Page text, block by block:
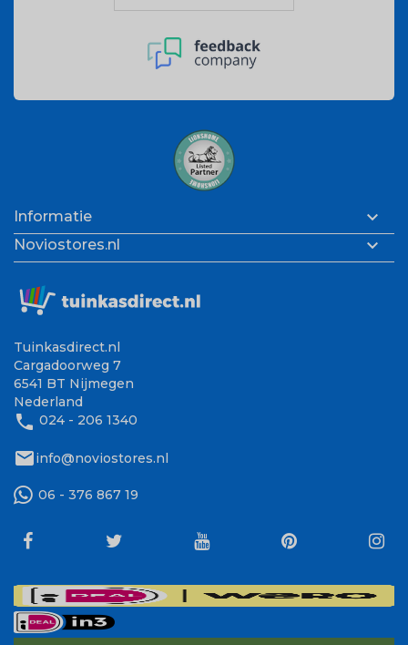
Informatie 
Noviostores.nl 
Tuinkasdirect.nl
Cargadoorweg 7
6541 BT Nijmegen
Nederland
phone 024 - 206 1340
mailinfo@noviostores.nl
06 - 376 867 19